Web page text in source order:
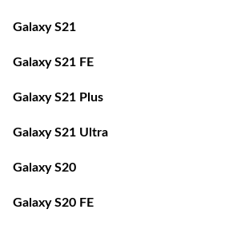
Galaxy S21
Galaxy S21 FE
Galaxy S21 Plus
Galaxy S21 Ultra
Galaxy S20
Galaxy S20 FE